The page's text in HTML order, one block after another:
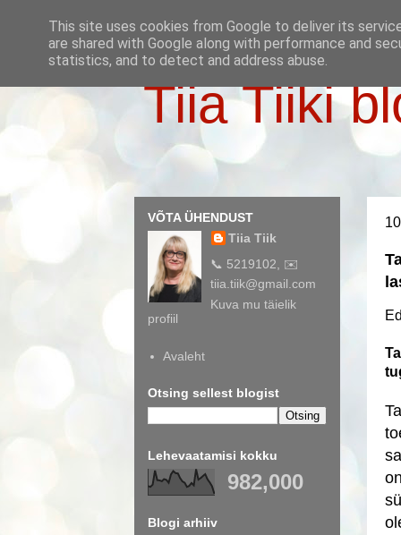
Tiia Tiiki
VÕTA ÜHENDUST
Tiia Tiik
📞 5219102, ✉️
tiia.tiik@gmail.com
Kuva mu täielik
profiil
Avaleht
Otsing sellest blogist
Lehevaatamisi kokku
982,000
Blogi arhiiv
This site uses cookies from Google to deliver its
are shared with Google along with performance and
statistics, and to detect and address abuse.